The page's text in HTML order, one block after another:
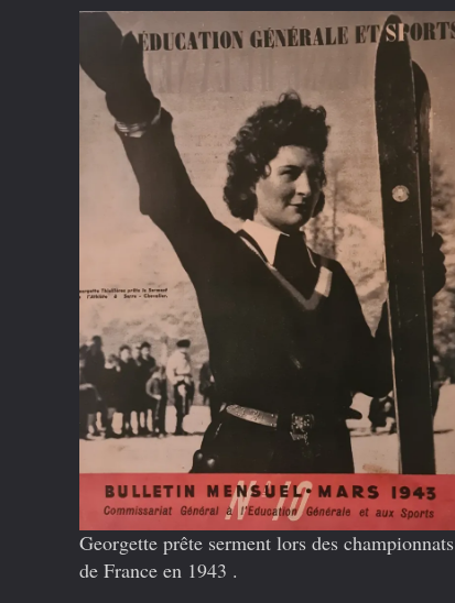
Georgette prête serment lors des championnats
de France en 1943 .